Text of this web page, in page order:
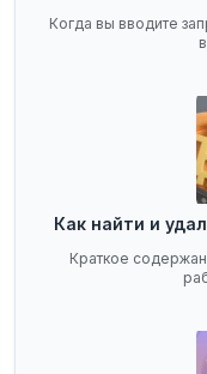
Когда вы вводите
Как найти и
Краткое